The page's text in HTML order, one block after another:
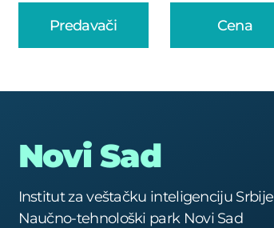
Predavači Cena
Novi Sad
Institut za veštačku inteligenciju Srbije
Naučno-tehnološki park Novi Sad